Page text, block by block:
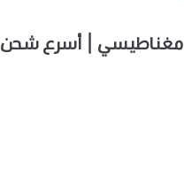
كابل JEEBEL Mag.Link 240W مغناطيسي | أسرع شحن